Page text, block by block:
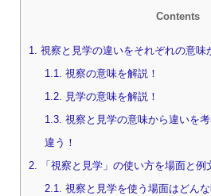
Contents
1. 視察と見学の違いをそれぞれの意味
1.1. 視察の意味を解説！
1.2. 見学の意味を解説！
1.3. 視察と見学の意味から違いを
違う！
2. 「視察と見学」の使い方を場面と例
2.1. 視察と見学を使う場面はどんな